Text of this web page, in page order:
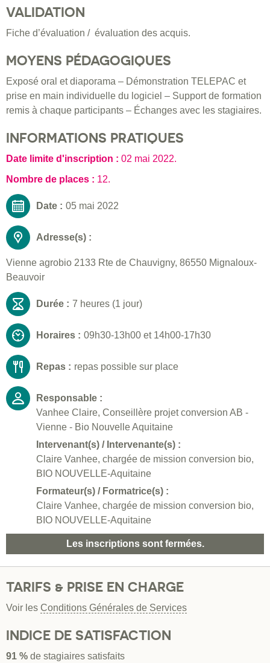
VALIDATION
Fiche d’évaluation / évaluation des acquis.
MOYENS PÉDAGOGIQUES
Exposé oral et diaporama – Démonstration TELEPAC et
prise en main individuelle du logiciel – Support de formation
remis à chaque participants – Échanges avec les stagiaires.
INFORMATIONS PRATIQUES
Date limite d'inscription : 02 mai 2022.
Nombre de places : 12.
Date : 05 mai 2022
Adresse(s) :
Vienne agrobio 2133 Rte de Chauvigny, 86550 Mignaloux-
Beauvoir
Durée : 7 heures (1 jour)
Horaires : 09h30-13h00 et 14h00-17h30
Repas : repas possible sur place
Responsable :
Vanhee Claire, Conseillère projet conversion AB -
Vienne - Bio Nouvelle Aquitaine
Intervenant(s) / Intervenante(s) :
Claire Vanhee, chargée de mission conversion bio,
BIO NOUVELLE-Aquitaine
Formateur(s) / Formatrice(s) :
Claire Vanhee, chargée de mission conversion bio,
BIO NOUVELLE-Aquitaine
Les inscriptions sont fermées.
TARIFS & PRISE EN CHARGE
Voir les Conditions Générales de Services
INDICE DE SATISFACTION
91 % de stagiaires satisfaits